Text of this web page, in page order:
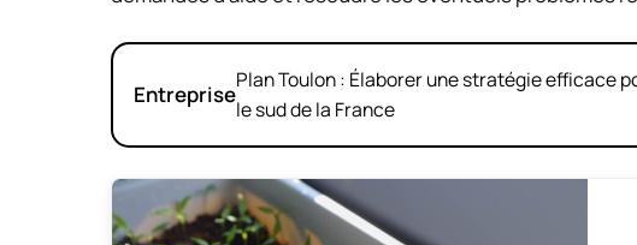
Entreprise
Plan Toulon : Élaborer une stratégie efficace
le sud de la France